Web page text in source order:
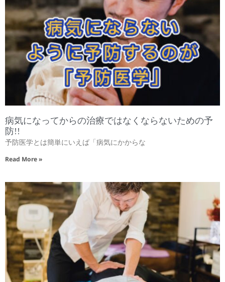
病気になってからの治療ではなくならないための予
防!!
予防医学とは簡単にいえば「病気にかからな
Read More »